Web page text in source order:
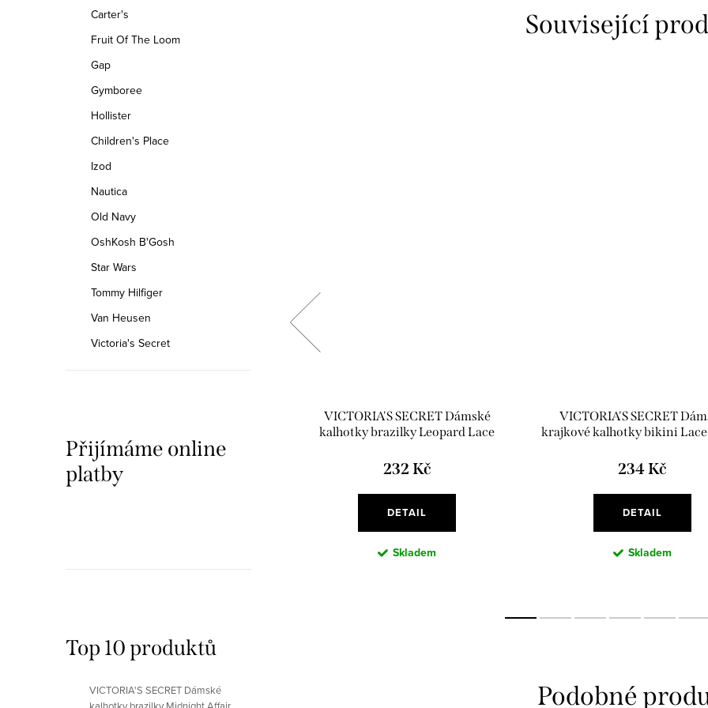
Carter's
Fruit Of The Loom
Gap
Gymboree
Hollister
Children's Place
Izod
Nautica
Old Navy
OshKosh B'Gosh
Star Wars
Tommy Hilfiger
Van Heusen
Victoria's Secret
Přijímáme online
platby
Top 10 produktů
VICTORIA'S SECRET Dámské
Související
String Bikini Panty
VICTORIA'S SECRET Dámské
kalhotky brazilky Leopard Lace
232 Kč
DETAIL
Skladem
VICTORIA'S SECRET
krajkové kalhotky bikini
234 Kč
DETAIL
Skladem